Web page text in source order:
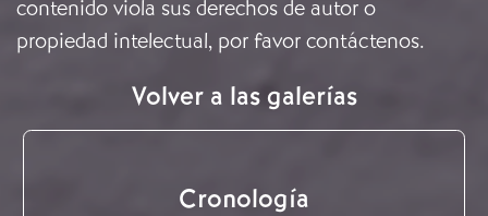
contenido viola sus derechos de autor o
propiedad intelectual, por favor contáctenos.
Volver a las galerías
Cronología